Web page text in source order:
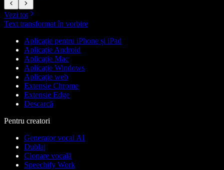
Vezi tot
Text transformat în vorbire
Aplicație pentru iPhone și iPad
Aplicație Android
Aplicație Mac
Aplicație Windows
Aplicație web
Extensie Chrome
Extensie Edge
Descarcă
Pentru creatori
Generator vocal AI
Dublaj
Clonare vocală
Speechify Work